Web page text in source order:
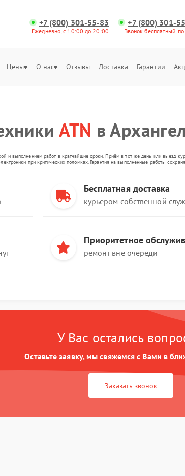
+7 (800) 301-55-83
Ежедневно, с 10:00 до 20:00
+7 (800) 301-
Звонок бесплатный
Цены О нас Отзывы Доставка Гарантии
ATN в
и выполнением работ в кратчайшие сроки. Приём в тот же день или выезд
при критических поломках. Гарантия на выполненные работы
Бесплатная доставка
курьером собственной
Приоритетное
ремонт вне очереди
У Вас остались
Оставьте заявку, мы свяжемся с Вами в
Заказать звонок